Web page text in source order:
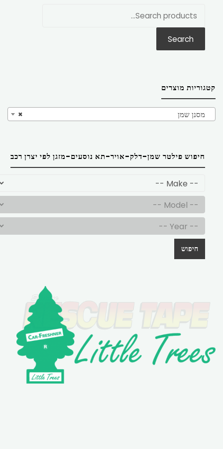
Search
קטגוריות מוצרים
× מסנן שמן
חיפוש פילטר שמן-דלק-אויר-תא נוסעים-מזגן לפי יצרן רכב
חיפוש